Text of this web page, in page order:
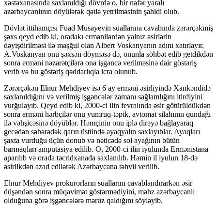
xəstəxanasında saxlanıldığı dövrdə o, bir nəfər yaralı
azərbaycanlının döyülərək qətlə yetrilməsinin şahidi olub.
Dövlət ittihamçısı Fuad Musayevin suallarına cavabında zərərçəkmiş
şəxs qeyd edib ki, oradakı ermənilərdən yalnız əsirlərin
dəyişdirilməsi ilə məşğul olan Albert Voskanyanın adını xatırlayır.
A.Voskanyan onu şəxsən döyməsə də, onunla söhbət edib getdikdən
sonra erməni nəzarətçilərə ona işgəncə verilməsinə dair göstəriş
verib və bu göstəriş qəddarlıqla icra olunub.
Zərərçəkən Elnur Mehdiyev isə 6 ay erməni əsirliyində Xankəndidə
saxlanıldığını və verilmiş işgəncələr zamanı sağlamlığını itirdiyini
vurğulayıb. Qeyd edib ki, 2000-ci ilin fevralında əsir götürüldükdən
sonra erməni hərbçilər onu yumruq-təpik, avtomat silahının qundağı
ilə vəhşicəsinə döyüblər. Həmçinin onu iplə dirəyə bağlayaraq
gecədən səhərədək qarın üstündə ayaqyalın saxlayıblar. Ayaqları
şaxta vurduğu üçün donub və nəticədə sol ayağının bütün
barmaqları amputasiya edilib. O, 2000-ci ilin iyulunda Ermənistana
aparılıb və orada təcridxanada saxlanılıb. Həmin il iyulun 18-də
əsirlikdən azad edilərək Azərbaycana təhvil verilib.
Elnur Mehdiyev prokurorların suallarını cavablandırarkən əsir
düşəndən sonra müqavimət göstərmədiyini, məhz azərbaycanlı
olduğuna görə işgəncələrə məruz qaldığını söyləyib.